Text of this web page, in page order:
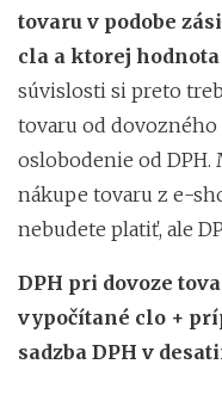
tovaru v podobe
cla a ktorej
súvislosti si preto
tovaru od
oslobodenie od DPH.
nákupe tovaru z e-
nebudete platiť, ale
DPH pri dovoze
vypočítané clo +
sadzba DPH v